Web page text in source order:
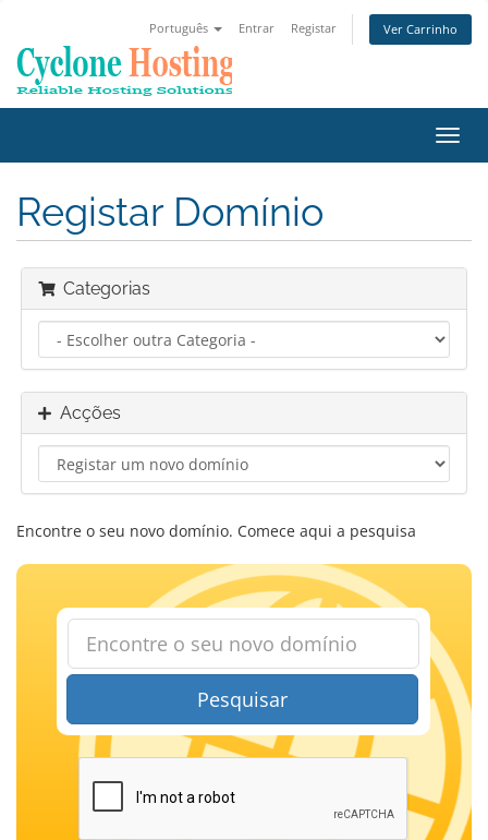
Português Entrar Registar Ver Carrinho
Registar Domínio
Categorias
Acções
Encontre o seu novo domínio. Comece aqui a pesquisa
Pesquisar